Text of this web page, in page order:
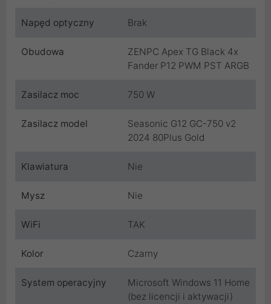
Napęd optyczny Brak
Obudowa
ZENPC Apex TG Black 4x
Fander P12 PWM PST ARGB
Zasilacz moc 750 W
Zasilacz model
Seasonic G12 GC-750 v2
2024 80Plus Gold
Klawiatura Nie
Mysz Nie
WiFi TAK
Kolor Czarny
System operacyjny
Microsoft Windows 11 Home
(bez licencji i aktywacji)